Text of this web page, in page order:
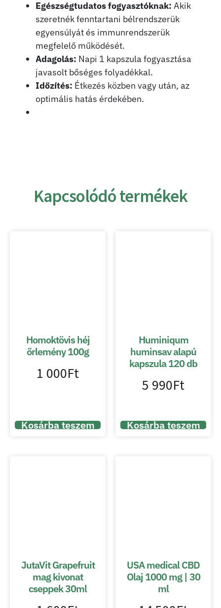
Egészségtudatos fogyasztóknak: Akik
szeretnék fenntartani bélrendszerük
egyensúlyát és immunrendszerük
megfelelő működését.
Adagolás: Napi 1 kapszula fogyasztása
javasolt bőséges folyadékkal.
Időzítés: Étkezés közben vagy után, az
optimális hatás érdekében.
Kapcsolódó termékek
Homoktövis héj
őrlemény 100g
1 000Ft
Kosárba teszem
Huminiqum
huminsav alapú
kapszula 120 db
5 990Ft
Kosárba teszem
JutaVit Grapefruit
mag kivonat
cseppek 30ml
USA medical CBD
Olaj 1000 mg | 30
ml